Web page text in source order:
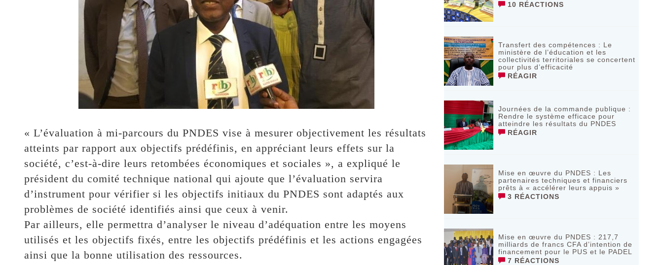
« L’évaluation à mi-parcours du PNDES vise à mesurer objectivement les résultats
atteints par rapport aux objectifs prédéfinis, en appréciant leurs effets sur la
société, c’est-à-dire leurs retombées économiques et sociales », a expliqué le
président du comité technique national qui ajoute que l’évaluation servira
d’instrument pour vérifier si les objectifs initiaux du PNDES sont adaptés aux
problèmes de société identifiés ainsi que ceux à venir.
Par ailleurs, elle permettra d’analyser le niveau d’adéquation entre les moyens
utilisés et les objectifs fixés, entre les objectifs prédéfinis et les actions engagées
ainsi que la bonne utilisation des ressources.
10 RÉACTIONS
Transfert des compétences : Le
ministère de l’éducation et les
collectivités territoriales se concertent
pour plus d’efficacité
RÉAGIR
Journées de la commande publique :
Rendre le système efficace pour
atteindre les résultats du PNDES
RÉAGIR
Mise en œuvre du PNDES : Les
partenaires techniques et financiers
prêts à « accélérer leurs appuis »
3 RÉACTIONS
Mise en œuvre du PNDES : 217,7
milliards de francs CFA d’intention de
financement pour le PUS et le PADEL
7 RÉACTIONS